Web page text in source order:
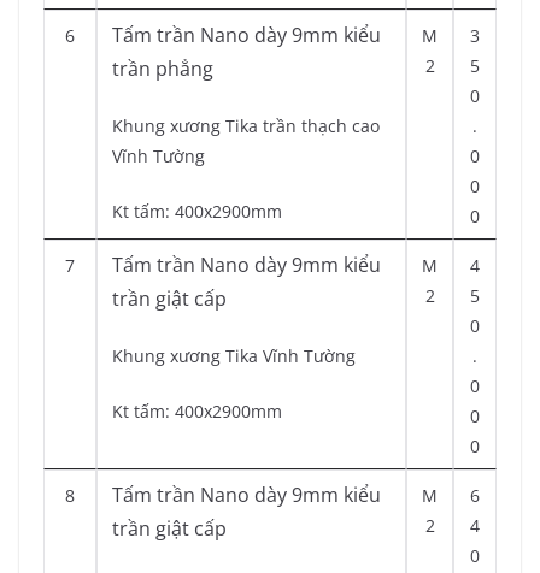
6
Tấm trần Nano dày 9mm kiểu
trần phẳng
Khung xương Tika trần thạch cao
Vĩnh Tường
Kt tấm: 400x2900mm
M
2
3
5
0
.
0
0
0
7
Tấm trần Nano dày 9mm kiểu
trần giật cấp
Khung xương Tika Vĩnh Tường
Kt tấm: 400x2900mm
M
2
4
5
0
.
0
0
0
8
Tấm trần Nano dày 9mm kiểu
trần giật cấp
M
2
6
4
0